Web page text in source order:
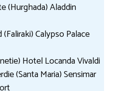
(Hurghada) Aladdin
Calypso Palace
Hotel Locanda Vivaldi
(Santa Maria) Sensimar